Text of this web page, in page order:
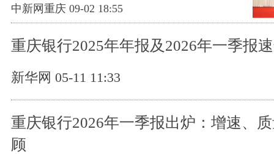
中新网重庆 09-02 18:55
重庆银行2025年年报及2026年一季报
新华网 05-11 11:33
重庆银行2026年一季报出炉：增速、
顾